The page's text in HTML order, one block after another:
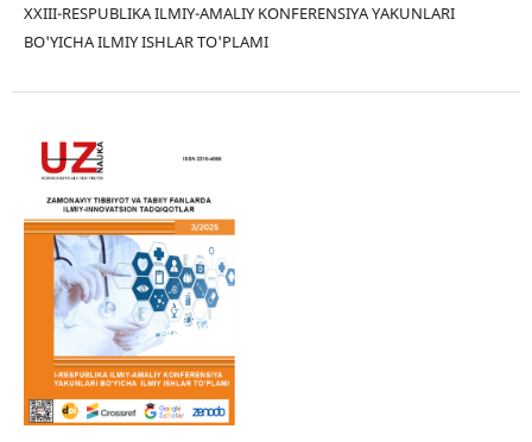
XXIII-RESPUBLIKA ILMIY-AMALIY KONFERENSIYA YAKUNLARI
BO'YICHA ILMIY ISHLAR TO'PLAMI